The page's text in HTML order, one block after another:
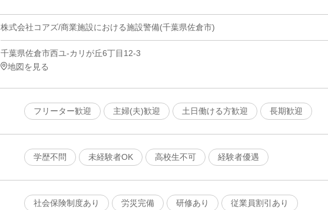
株式会社コアズ/商業施設における施設警備(千葉県佐倉市)
千葉県佐倉市西ユ-カリが丘6丁目12-3
地図を見る
フリーター歓迎
主婦(夫)歓迎 土日働ける方歓迎 長期歓迎
学歴不問
未経験者OK 高校生不可 経験者優遇
社会保険制度あり
労災完備 研修あり 従業員割引あり